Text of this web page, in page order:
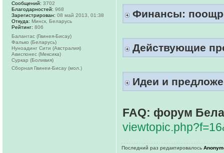
Финансы:
Действующие
Идеи и
FAQ: форум
Последний раз редактировалось
Сообщений: 3702
Благодарностей: 968
Зарегистрирован: 08 май 2013, 01:38
Откуда: Минск, Беларусь
Рейтинг: 806
Балантас (Гвинея-Бисау)
Фалько (Беларусь)
Нуноадинг Сити (Австралия)
Ависпонес (Мексика)
Суркар (Боливия)
Сборная Гвинеи-Бисау (мол.)